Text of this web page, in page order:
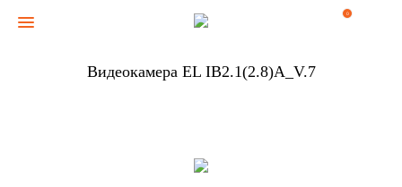
0
Видеокамера EL IB2.1(2.8)A_V.7